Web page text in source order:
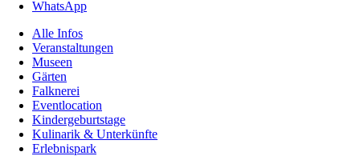
WhatsApp
Alle Infos
Veranstaltungen
Museen
Gärten
Falknerei
Eventlocation
Kindergeburtstage
Kulinarik & Unterkünfte
Erlebnispark